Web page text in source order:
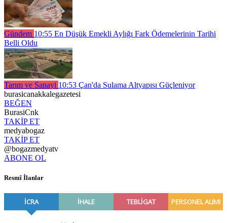
Gündem 10:55 En Düşük Emekli Aylığı Fark Ödemelerinin Tarihi
Belli Oldu
Tarım ve Sanayi 10:53 Çan'da Sulama Altyapısı Güçleniyor
burasicanakkalegazetesi
BEĞEN
BurasiCnk
TAKİP ET
medyabogaz
TAKİP ET
@bogazmedyatv
ABONE OL
Resmî İlanlar